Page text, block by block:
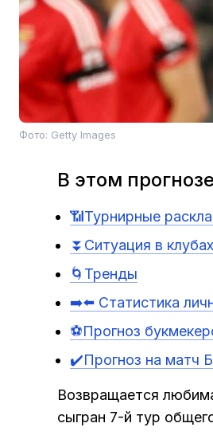
Фото: Getty Images
В этом прогнозе
📶Турнирные
⏬Ситуация в клубах
🌀Тренды
➡️⬅️ Статистика
⚽️Прогноз
✔️Прогноз на матч
Возвращается
сыгран 7-й тур